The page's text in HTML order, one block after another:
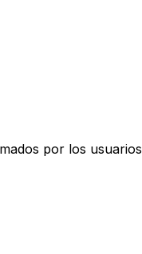
por los